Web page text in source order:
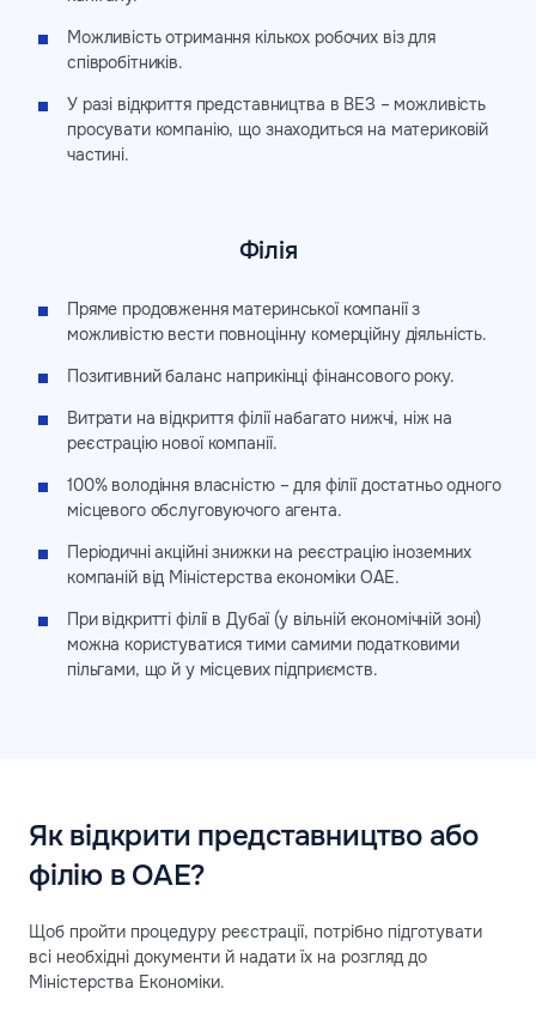
Можливість отримання кількох робочих віз для
співробітників.
У разі відкриття представництва в ВЕЗ – можливість
просувати компанію, що знаходиться на материковій
частині.
Філія
Пряме продовження материнської компанії з
можливістю вести повноцінну комерційну діяльність.
Позитивний баланс наприкінці фінансового року.
Витрати на відкриття філії набагато нижчі, ніж на
реєстрацію нової компанії.
100% володіння власністю – для філії достатньо одного
місцевого обслуговуючого агента.
Періодичні акційні знижки на реєстрацію іноземних
компаній від Міністерства економіки ОАЕ.
При відкритті філії в Дубаї (у вільній економічній зоні)
можна користуватися тими самими податковими
пільгами, що й у місцевих підприємств.
Як відкрити представництво або
філію в ОАЕ?
Щоб пройти процедуру реєстрації, потрібно підготувати
всі необхідні документи й надати їх на розгляд до
Міністерства Економіки.